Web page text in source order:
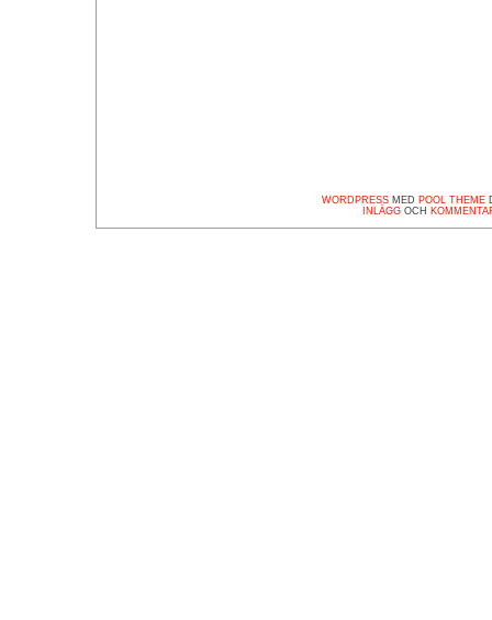
WORDPRESSMED POOL THEME
INLÄGGOCH